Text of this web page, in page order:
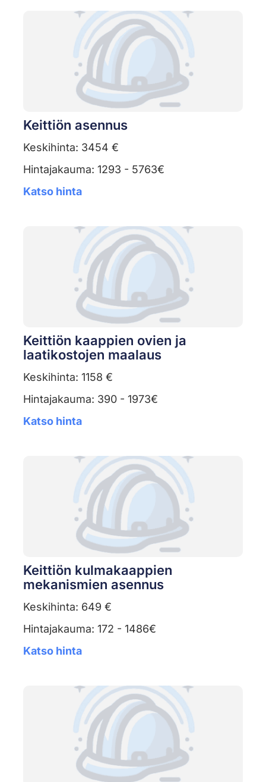
Keittiön asennus
Keskihinta: 3454 €
Hintajakauma: 1293 - 5763€
Katso hinta
Keittiön kaappien ovien ja
laatikostojen maalaus
Keskihinta: 1158 €
Hintajakauma: 390 - 1973€
Katso hinta
Keittiön kulmakaappien
mekanismien asennus
Keskihinta: 649 €
Hintajakauma: 172 - 1486€
Katso hinta